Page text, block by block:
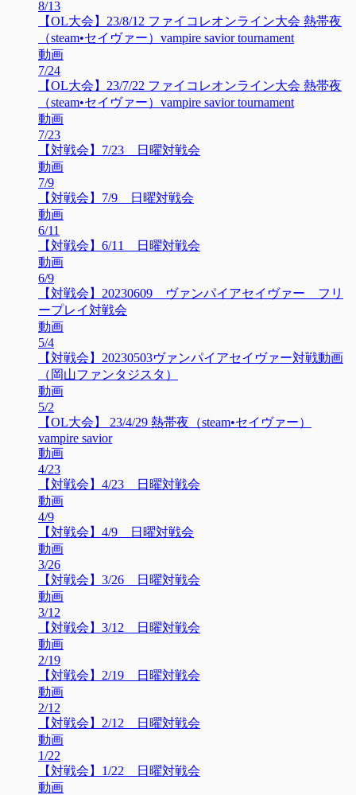
8/13
【OL大会】23/8/12 ファイコレオンライン大会 熱帯夜
（steam•セイヴァー）vampire savior tournament
動画
7/24
【OL大会】23/7/22 ファイコレオンライン大会 熱帯夜
（steam•セイヴァー）vampire savior tournament
動画
7/23
【対戦会】7/23 日曜対戦会
動画
7/9
【対戦会】7/9 日曜対戦会
動画
6/11
【対戦会】6/11 日曜対戦会
動画
6/9
【対戦会】20230609 ヴァンパイアセイヴァー フリ
ープレイ対戦会
動画
5/4
【対戦会】20230503ヴァンパイアセイヴァー対戦動画
（岡山ファンタジスタ）
動画
5/2
【OL大会】 23/4/29 熱帯夜（steam•セイヴァー）
vampire savior
動画
4/23
【対戦会】4/23 日曜対戦会
動画
4/9
【対戦会】4/9 日曜対戦会
動画
3/26
【対戦会】3/26 日曜対戦会
動画
3/12
【対戦会】3/12 日曜対戦会
動画
2/19
【対戦会】2/19 日曜対戦会
動画
2/12
【対戦会】2/12 日曜対戦会
動画
1/22
【対戦会】1/22 日曜対戦会
動画